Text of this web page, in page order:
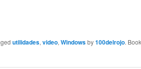
utilidades,video,Windowsby100delrojo.